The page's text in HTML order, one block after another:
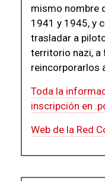
mismo nombre
1941 y 1945, y
trasladar a
territorio nazi, a
reincorporarlos
Toda la
inscripción en
Web de la Red